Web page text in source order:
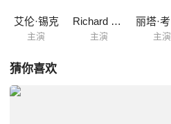
艾伦·锡克
主演
Richard Gautier
主演 主演
猜你喜欢